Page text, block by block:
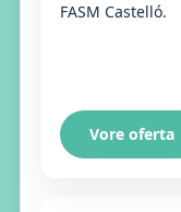
FASM Castelló.
Vore oferta